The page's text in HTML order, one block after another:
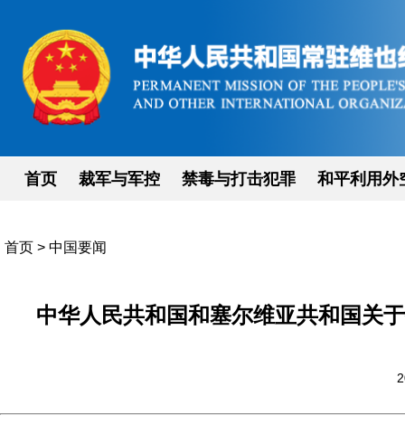
首页 裁军与军控 禁毒与打击犯罪 和平利用外
首页 > 中国要闻
中华人民共和国和塞尔维亚共和国关